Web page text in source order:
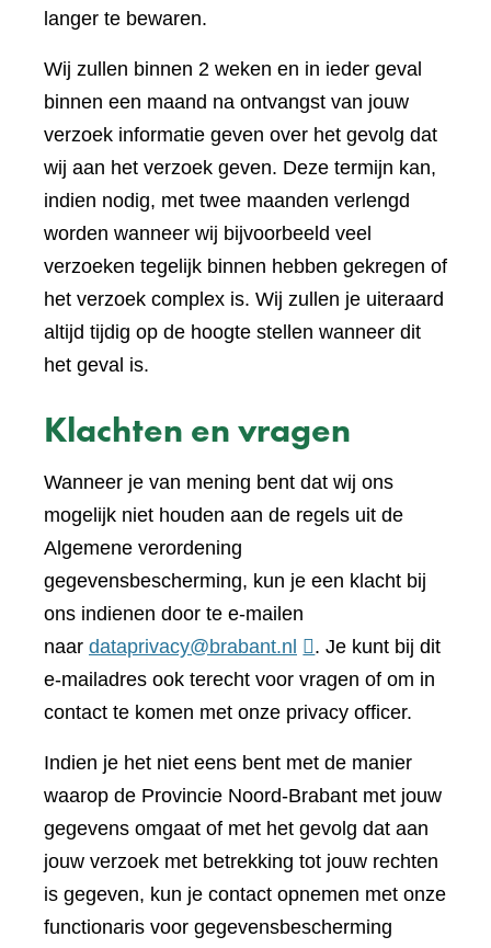
langer te bewaren.
Wij zullen binnen 2 weken en in ieder geval
binnen een maand na ontvangst van jouw
verzoek informatie geven over het gevolg dat
wij aan het verzoek geven. Deze termijn kan,
indien nodig, met twee maanden verlengd
worden wanneer wij bijvoorbeeld veel
verzoeken tegelijk binnen hebben gekregen of
het verzoek complex is. Wij zullen je uiteraard
altijd tijdig op de hoogte stellen wanneer dit
het geval is.
Klachten en vragen
Wanneer je van mening bent dat wij ons
mogelijk niet houden aan de regels uit de
Algemene verordening
gegevensbescherming, kun je een klacht bij
ons indienen door te e-mailen
naar dataprivacy@brabant.nl
. Je kunt bij dit
e-mailadres ook terecht voor vragen of om in
contact te komen met onze privacy officer.
Indien je het niet eens bent met de manier
waarop de Provincie Noord-Brabant met jouw
gegevens omgaat of met het gevolg dat aan
jouw verzoek met betrekking tot jouw rechten
is gegeven, kun je contact opnemen met onze
functionaris voor gegevensbescherming